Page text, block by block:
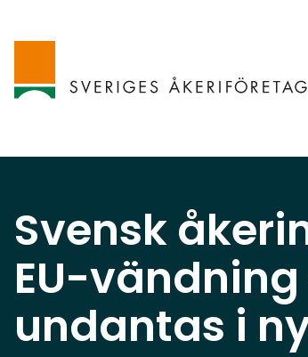
Svensk
EU-
undantas i